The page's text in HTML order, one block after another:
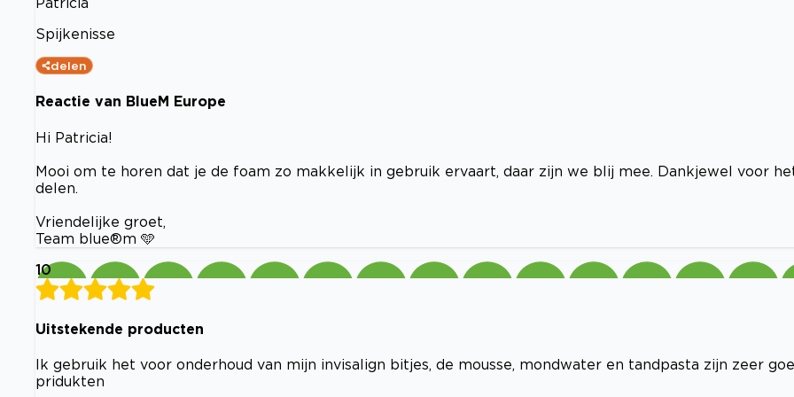
Spijkenisse
delen
Reactie van BlueM Europe
Hi Patricia!
Mooi om te horen dat je de foam zo makkelijk in gebruik ervaart, daar zijn we blij mee. Dankjewel voor
delen.
Vriendelijke groet,
Team blue®m 🩵
10
Uitstekende producten
Ik gebruik het voor onderhoud van mijn invisalign bitjes, de mousse, mondwater en tandpasta zijn zeer
pridukten